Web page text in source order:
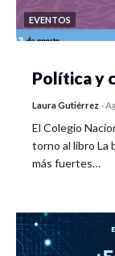
EVENTOS
Política y
Laura Gutiérrez -
El Colegio
torno al libro La
más fuertes…